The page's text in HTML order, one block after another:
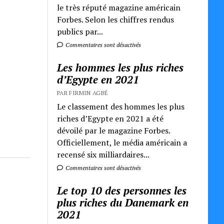
le très réputé magazine américain
Forbes. Selon les chiffres rendus
publics par...
Commentaires sont désactivés
Les hommes les plus riches
d’Egypte en 2021
PAR FIRMIN AGBÉ
Le classement des hommes les plus
riches d’Egypte en 2021 a été
dévoilé par le magazine Forbes.
Officiellement, le média américain a
recensé six milliardaires...
Commentaires sont désactivés
Le top 10 des personnes les
plus riches du Danemark en
2021